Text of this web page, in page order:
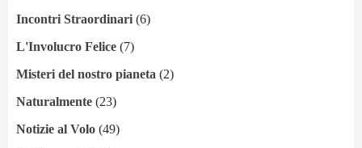
Incontri Straordinari (6)
L'Involucro Felice (7)
Misteri del nostro pianeta (2)
Naturalmente (23)
Notizie al Volo (49)